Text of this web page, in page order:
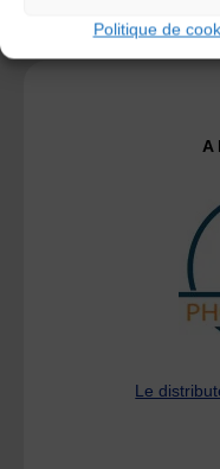
Politique de
A
Le